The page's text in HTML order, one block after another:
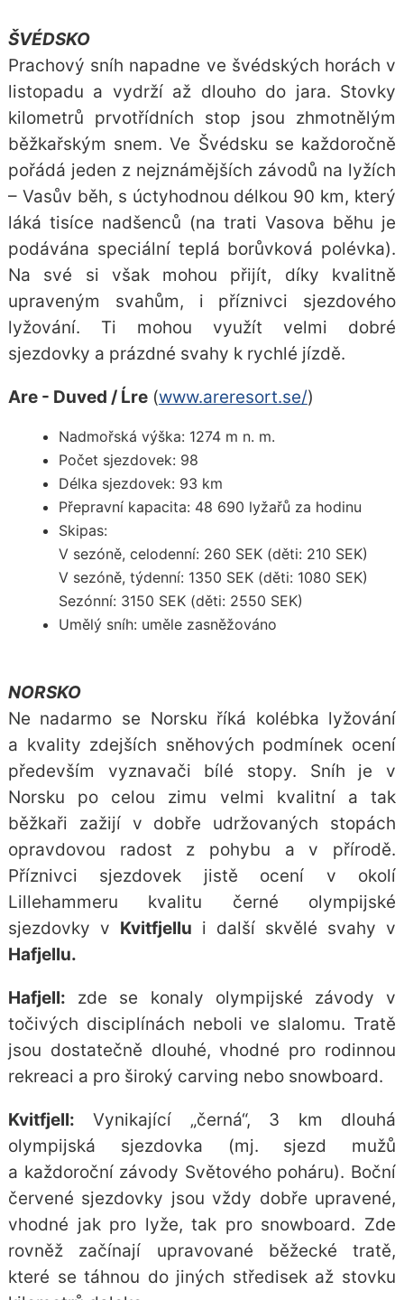
ŠVÉDSKO
Prachový sníh napadne ve švédských horách v
listopadu a vydrží až dlouho do jara. Stovky
kilometrů prvotřídních stop jsou zhmotnělým
běžkařským snem. Ve Švédsku se každoročně
pořádá jeden z nejznámějších závodů na lyžích
– Vasův běh, s úctyhodnou délkou 90 km, který
láká tisíce nadšenců (na trati Vasova běhu je
podávána speciální teplá borůvková polévka).
Na své si však mohou přijít, díky kvalitně
upraveným svahům, i příznivci sjezdového
lyžování. Ti mohou využít velmi dobré
sjezdovky a prázdné svahy k rychlé jízdě.
Are - Duved / Ĺre(www.areresort.se/)
Nadmořská výška: 1274 m n. m.
Počet sjezdovek: 98
Délka sjezdovek: 93 km
Přepravní kapacita: 48 690 lyžařů za hodinu
Skipas:
V sezóně, celodenní: 260 SEK (děti: 210 SEK)
V sezóně, týdenní: 1350 SEK (děti: 1080 SEK)
Sezónní: 3150 SEK (děti: 2550 SEK)
Umělý sníh: uměle zasněžováno
NORSKO
Ne nadarmo se Norsku říká kolébka lyžování
a kvality zdejších sněhových podmínek ocení
především vyznavači bílé stopy. Sníh je v
Norsku po celou zimu velmi kvalitní a tak
běžkaři zažijí v dobře udržovaných stopách
opravdovou radost z pohybu a v přírodě.
Příznivci sjezdovek jistě ocení v okolí
Lillehammeru kvalitu černé olympijské
sjezdovky v Kvitfjellu i další skvělé svahy v
Hafjellu.
Hafjell: zde se konaly olympijské závody v
točivých disciplínách neboli ve slalomu. Tratě
jsou dostatečně dlouhé, vhodné pro rodinnou
rekreaci a pro široký carving nebo snowboard.
Kvitfjell: Vynikající „černá“, 3 km dlouhá
olympijská sjezdovka (mj. sjezd mužů
a každoroční závody Světového poháru). Boční
červené sjezdovky jsou vždy dobře upravené,
vhodné jak pro lyže, tak pro snowboard. Zde
rovněž začínají upravované běžecké tratě,
které se táhnou do jiných středisek až stovku